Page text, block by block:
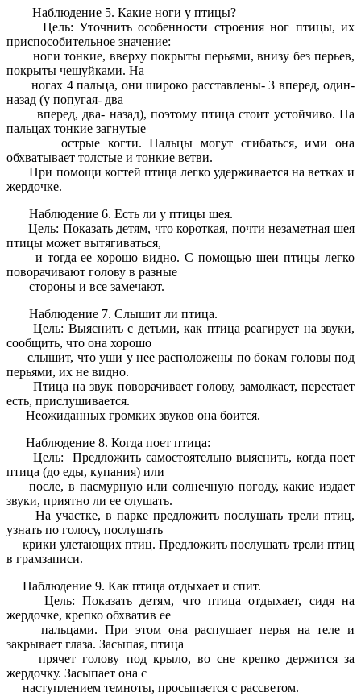
Наблюдение 5. Какие ноги у птицы?
Цель: Уточнить особенности строения ног птицы, их
приспособительное значение:
ноги тонкие, вверху покрыты перьями, внизу без перьев,
покрыты чешуйками. На
ногах 4 пальца, они широко расставлены- 3 вперед, один-
назад (у попугая- два
вперед, два- назад), поэтому птица стоит устойчиво. На
пальцах тонкие загнутые
острые когти. Пальцы могут сгибаться, ими она
обхватывает толстые и тонкие ветви.
При помощи когтей птица легко удерживается на ветках и
жердочке.
Наблюдение 6. Есть ли у птицы шея.
Цель: Показать детям, что короткая, почти незаметная шея
птицы может вытягиваться,
и тогда ее хорошо видно. С помощью шеи птицы легко
поворачивают голову в разные
стороны и все замечают.
Наблюдение 7. Слышит ли птица.
Цель: Выяснить с детьми, как птица реагирует на звуки,
сообщить, что она хорошо
слышит, что уши у нее расположены по бокам головы под
перьями, их не видно.
Птица на звук поворачивает голову, замолкает, перестает
есть, прислушивается.
Неожиданных громких звуков она боится.
Наблюдение 8. Когда поет птица:
Цель: Предложить самостоятельно выяснить, когда поет
птица (до еды, купания) или
после, в пасмурную или солнечную погоду, какие издает
звуки, приятно ли ее слушать.
На участке, в парке предложить послушать трели птиц,
узнать по голосу, послушать
крики улетающих птиц. Предложить послушать трели птиц
в грамзаписи.
Наблюдение 9. Как птица отдыхает и спит.
Цель: Показать детям, что птица отдыхает, сидя на
жердочке, крепко обхватив ее
пальцами. При этом она распушает перья на теле и
закрывает глаза. Засыпая, птица
прячет голову под крыло, во сне крепко держится за
жердочку. Засыпает она с
наступлением темноты, просыпается с рассветом.